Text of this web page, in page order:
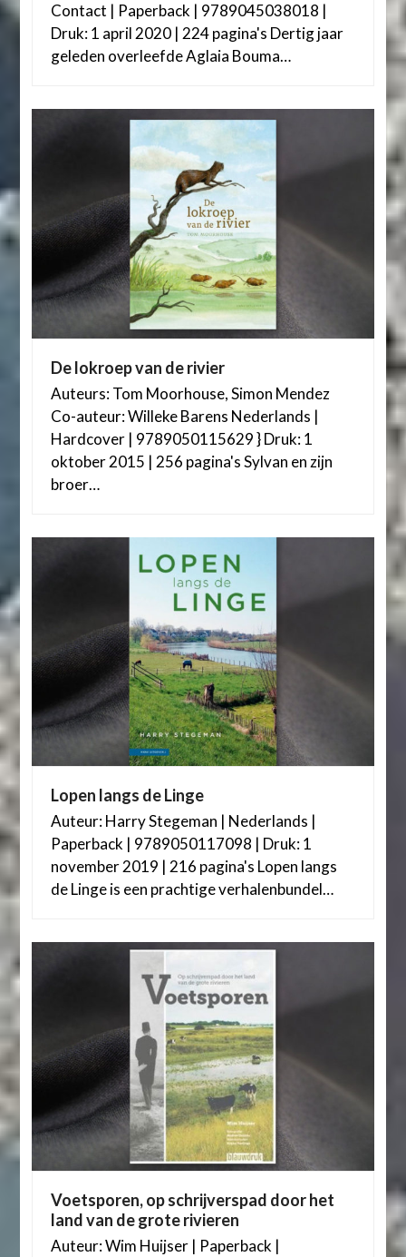
Contact | Paperback | 9789045038018 |
Druk: 1 april 2020 | 224 pagina's Dertig jaar
geleden overleefde Aglaia Bouma…
De lokroep van de rivier
Auteurs: Tom Moorhouse, Simon Mendez
Co-auteur: Willeke Barens Nederlands |
Hardcover | 9789050115629 } Druk: 1
oktober 2015 | 256 pagina's Sylvan en zijn
broer…
Lopen langs de Linge
Auteur: Harry Stegeman | Nederlands |
Paperback | 9789050117098 | Druk: 1
november 2019 | 216 pagina's Lopen langs
de Linge is een prachtige verhalenbundel…
Voetsporen, op schrijverspad door het
land van de grote rivieren
Auteur: Wim Huijser | Paperback |